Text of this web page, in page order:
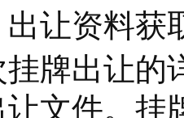
资料获
出让的详
让文件。挂